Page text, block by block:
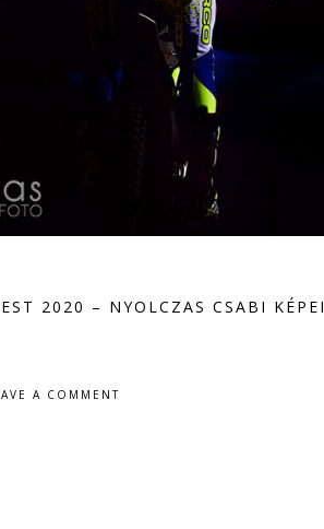
2020 – NYOLCZAS CSABI KÉPEI
A COMMENT